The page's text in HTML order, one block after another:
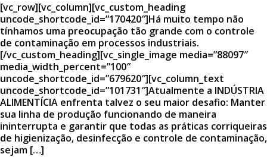
SERVIÇOS
MERCADOS
ATENDIDOS
BLOG
CONTATO
[vc_row][vc_column][vc_custom_heading
uncode_shortcode_id=”170420″]Há muito tempo não
tínhamos uma preocupação tão grande com o controle
de contaminação em processos industriais.
[/vc_custom_heading][vc_single_image media=”88097″
media_width_percent=”100″
uncode_shortcode_id=”679620″][vc_column_text
uncode_shortcode_id=”101731″]Atualmente a INDÚSTRIA
ALIMENTÍCIA enfrenta talvez o seu maior desafio: Manter
sua linha de produção funcionando de maneira
ininterrupta e garantir que todas as práticas corriqueiras
de higienização, desinfecção e controle de contaminação,
sejam […]